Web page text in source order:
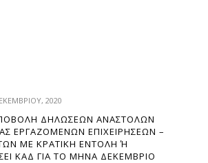
2020
ΔΗΛΏΣΕΩΝ ΑΝΑΣΤΟΛΏΝ
ΕΡΓΑΖΟΜΈΝΩΝ ΕΠΙΧΕΙΡΉΣΕΩΝ –
ΜΕ ΚΡΑΤΙΚΉ ΕΝΤΟΛΉ Ή Π
ΚΑΔ ΓΙΑ ΤΟ ΜΉΝΑ ΔΕΚΈΜΒΡΙΟ